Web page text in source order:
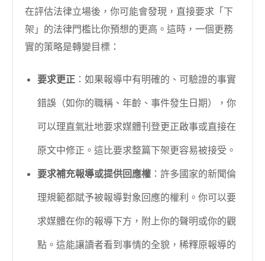
在評估法律立場後，你可能會發現，直接要求「下
架」的法律門檻比你預想的更高。這時，一個更務
實的策略是轉變目標：
要求更正 ：如果報導中有明確的、可驗證的事實
錯誤（如你的職稱、年齡、事件發生日期），你
可以理直氣壯地要求媒體刊登更正啟事或直接在
原文中修正。這比要求整篇下架更容易被接受。
要求補充報導或提供回應權 ：許多國家的新聞倫
理規範都賦予被報導對象回應的權利。你可以要
求媒體在你的報導下方，附上你的聲明或你的觀
點。這能讓讀者看到事情的全貌，稀釋原報導的